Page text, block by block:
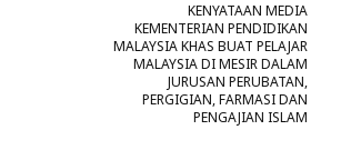
KENYATAAN MEDIA
KEMENTERIAN PENDIDIKAN
MALAYSIA KHAS BUAT PELAJAR
MALAYSIA DI MESIR DALAM
JURUSAN PERUBATAN,
PERGIGIAN, FARMASI DAN
PENGAJIAN ISLAM